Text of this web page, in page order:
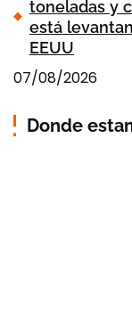
toneladas y
está
EEUU
07/08/2026
Donde